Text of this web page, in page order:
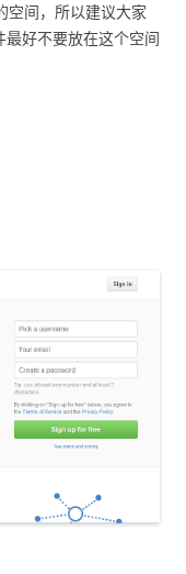
空间，所以建议大家
好不要放在这个空间